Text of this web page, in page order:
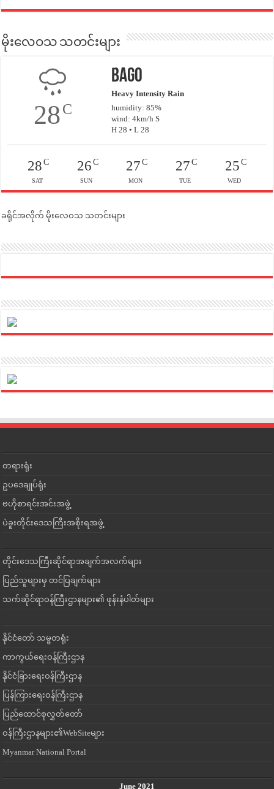
မိုးလေဝသ သတင်းများ
28C
Bago
Heavy Intensity Rain
humidity: 85%
wind: 4km/h S
H 28 • L 28
28C
SAT
26C
SUN
27 C
MON
27C
TUE
25C
WED
ခရိုင်အလိုက် မိုးလေဝသ သတင်းများ
တရားရုံး
ဥပဒေချုပ်ရုံး
ဗဟိုစာရင်းအင်းအဖွဲ့
ပဲခူးတိုင်းဒေသကြီးအစိုးရအဖွဲ့
တိုင်းဒေသကြီးဆိုင်ရာအချက်အလက်များ
ပြည်သူများမှ တင်ပြချက်များ
သက်ဆိုင်ရာဝန်ကြီးဌာနများ၏ ဖုန်းနံပါတ်များ
နိုင်ငံတော် သမ္မတရုံး
ကာကွယ်ရေးဝန်ကြီးဌာန
နိုင်ငံခြားရေးဝန်ကြီးဌာန
ပြန်ကြားရေးဝန်ကြီးဌာန
ပြည်ထောင်စုလွှတ်တော်
ဝန်ကြီးဌာနများ၏WebSiteများ
Myanmar National Portal
June 2021